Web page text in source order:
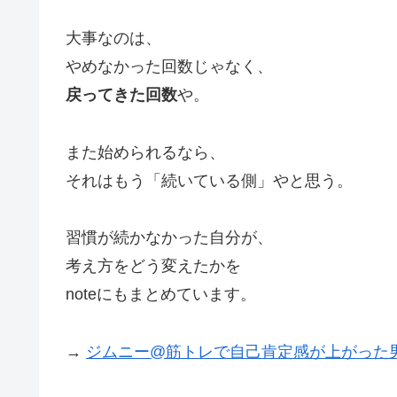
大事なのは、
やめなかった回数じゃなく、
戻ってきた回数や。
また始められるなら、
それはもう「続いている側」やと思う。
習慣が続かなかった自分が、
考え方をどう変えたかを
noteにもまとめています。
→ ジムニー@筋トレで自己肯定感が上がった